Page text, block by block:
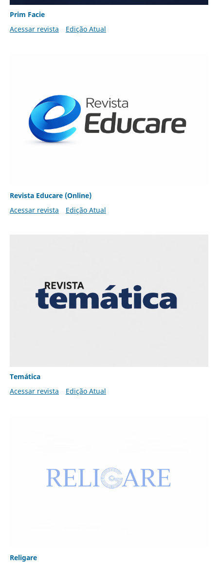
Prim Facie
Acessar revista
Edição Atual
Revista Educare (Online)
Acessar revista
Edição Atual
Temática
Acessar revista
Edição Atual
Religare